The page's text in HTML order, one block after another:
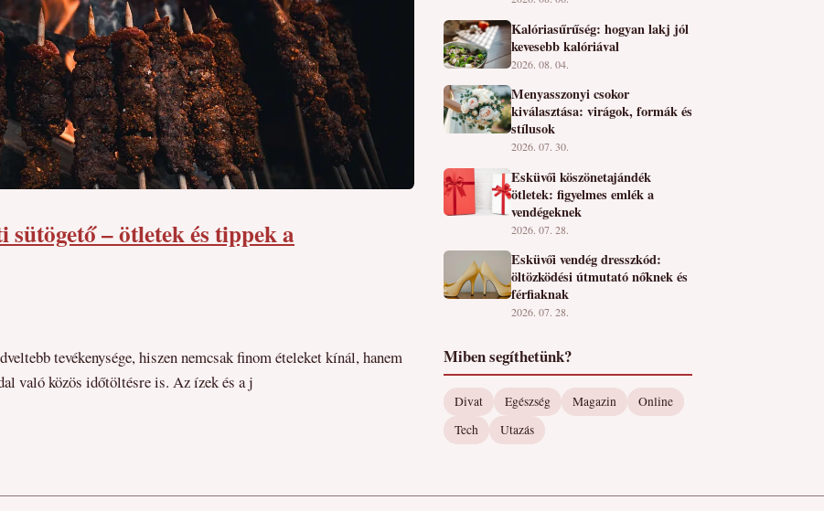
– ötletek és tippek a
tevékenysége, hiszen nemcsak finom ételeket kínál, hanem
való közös időtöltésre is. Az ízek és a j
Kalóriasűrűség: hogyan lakj jól
kevesebb kalóriával
2026. 08. 04.
Menyasszonyi csokor
kiválasztása: virágok, formák és
stílusok
2026. 07. 30.
Esküvői köszönetajándék
ötletek: figyelmes emlék a
vendégeknek
2026. 07. 28.
Esküvői vendég dresszkód:
öltözködési útmutató nőknek és
férfiaknak
2026. 07. 28.
Miben segíthetünk?
Divat Egészség Magazin
Online
Tech
Utazás